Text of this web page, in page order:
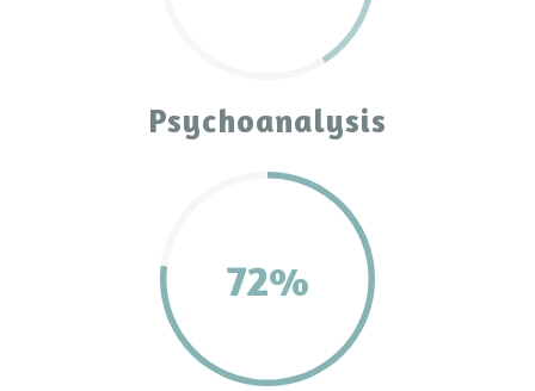
Psychoanalysis
72%